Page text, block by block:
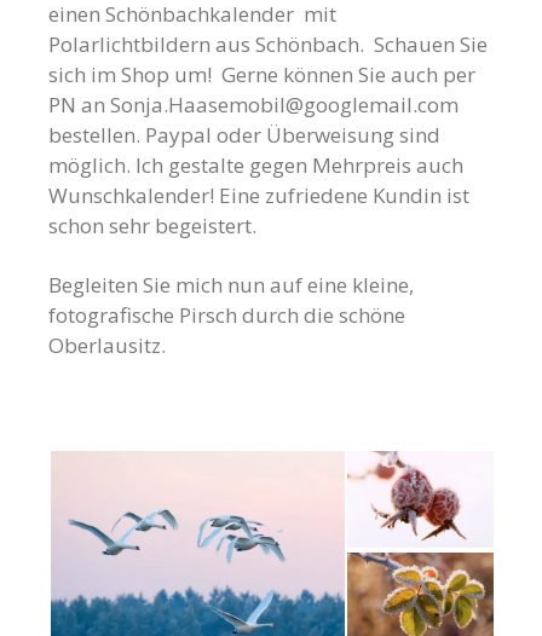
einen Schönbachkalender mit
Polarlichtbildern aus Schönbach. Schauen Sie
sich im Shop um! Gerne können Sie auch per
PN an Sonja.Haasemobil@googlemail.com
bestellen. Paypal oder Überweisung sind
möglich. Ich gestalte gegen Mehrpreis auch
Wunschkalender! Eine zufriedene Kundin ist
schon sehr begeistert.
Begleiten Sie mich nun auf eine kleine,
fotografische Pirsch durch die schöne
Oberlausitz.